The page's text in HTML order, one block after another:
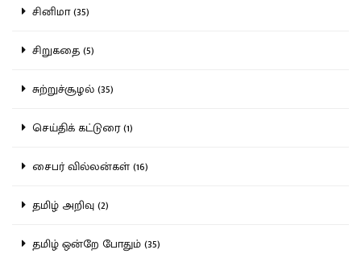
சினிமா (35)
சிறுகதை (5)
சுற்றுச்சூழல் (35)
செய்திக் கட்டுரை (1)
சைபர் வில்லன்கள் (16)
தமிழ் அறிவு (2)
தமிழ் ஒன்றே போதும் (35)